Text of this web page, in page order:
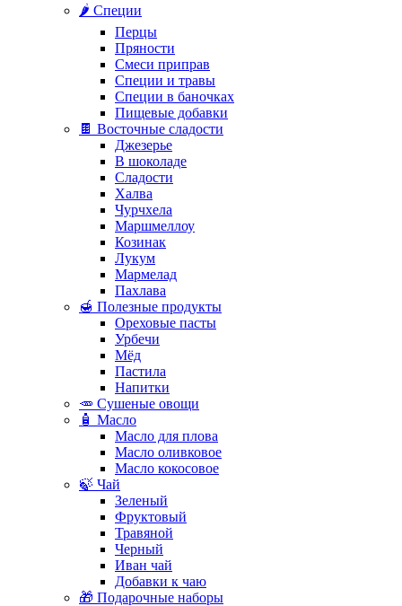
🌶️ Специи
Перцы
Пряности
Смеси приправ
Специи и травы
Специи в баночках
Пищевые добавки
🍫 Восточные сладости
Джезерье
В шоколаде
Сладости
Халва
Чурчхела
Маршмеллоу
Козинак
Лукум
Мармелад
Пахлава
🍯 Полезные продукты
Ореховые пасты
Урбечи
Мёд
Пастила
Напитки
🥕 Сушеные овощи
🧴 Масло
Масло для плова
Масло оливковое
Масло кокосовое
🍃 Чай
Зеленый
Фруктовый
Травяной
Черный
Иван чай
Добавки к чаю
🎁 Подарочные наборы